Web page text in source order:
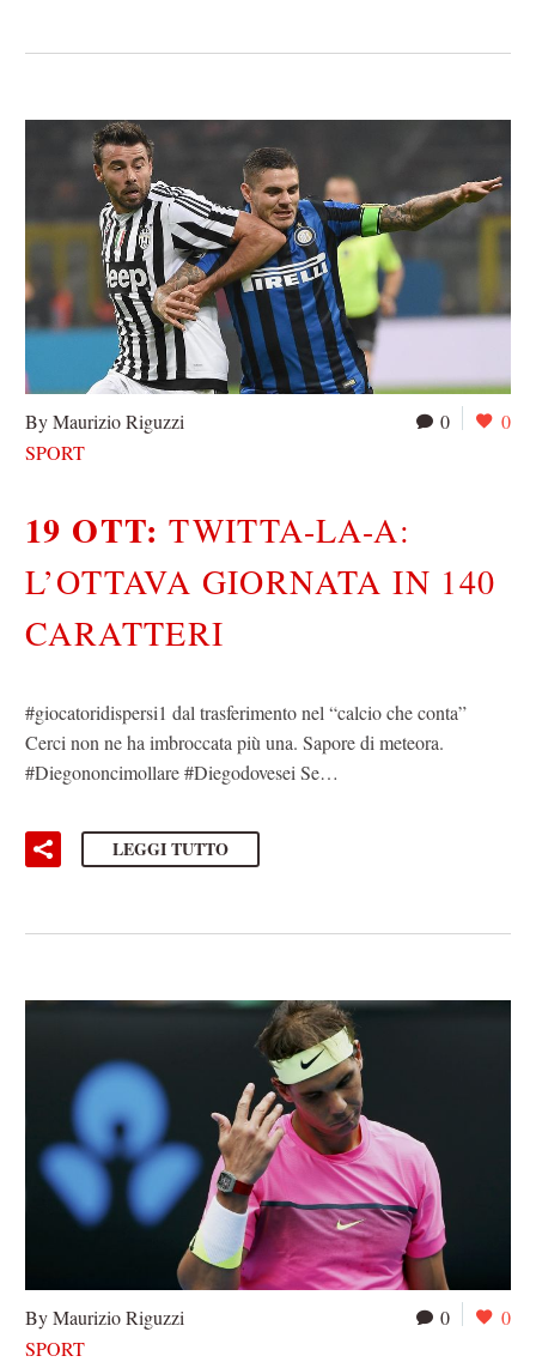
0 0
By Maurizio Riguzzi
SPORT
19 OTT:TWITTA-LA-A:
L’OTTAVA GIORNATA IN 140
CARATTERI
#giocatoridispersi1 dal trasferimento nel “calcio che conta”
Cerci non ne ha imbroccata più una. Sapore di meteora.
#Diegononcimollare #Diegodovesei Se…
LEGGI TUTTO
0 0
By Maurizio Riguzzi
SPORT